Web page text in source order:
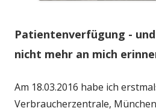
Patientenverfügung -
nicht mehr an mich
Am 18.03.2016 habe ich
Verbraucherzentrale,